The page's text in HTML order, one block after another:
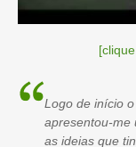
Logo de início
apresentou-me
as ideias que